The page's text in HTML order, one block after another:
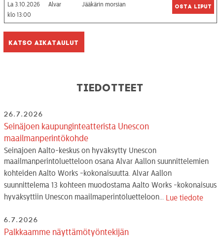
La 3.10.2026
13:00
Alvar Jääkärin morsian Osta liput
Katso aikataulut
Tiedotteet
26.7.2026
Seinäjoen kaupunginteatterista Unescon
maailmanperintökohde
Seinäjoen Aalto-keskus on hyväksytty Unescon
maailmanperintöluetteloon osana Alvar Aallon suunnittelemien
kohteiden Aalto Works -kokonaisuutta. Alvar Aallon
suunnittelema 13 kohteen muodostama Aalto Works -kokonaisuus
hyväksyttiin Unescon maailmaperintöluetteloon... Lue tiedote
6.7.2026
Palkkaamme näyttämötyöntekijän